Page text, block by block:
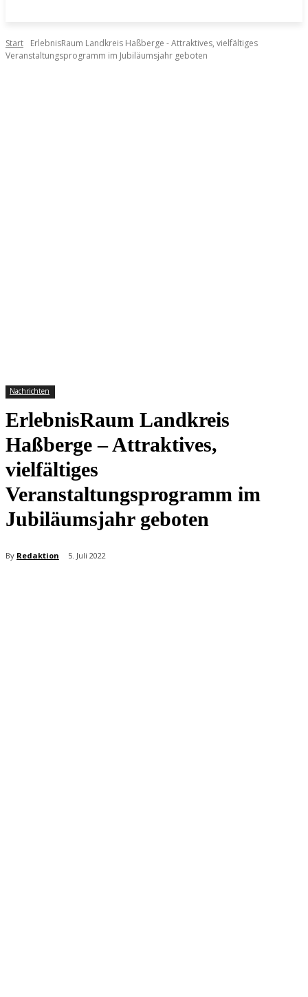
Start
ErlebnisRaum Landkreis Haßberge - Attraktives, vielfältiges
Veranstaltungsprogramm im Jubiläumsjahr geboten
Nachrichten
ErlebnisRaum Landkreis
Haßberge – Attraktives,
vielfältiges
Veranstaltungsprogramm im
Jubiläumsjahr geboten
By Redaktion 5. Juli 2022